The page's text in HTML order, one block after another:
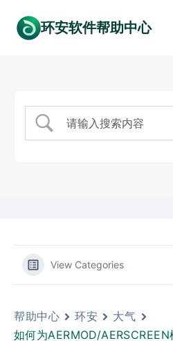
环安软件帮助中心
View Categories
帮助中心 环安
大气
如何为AERMOD/